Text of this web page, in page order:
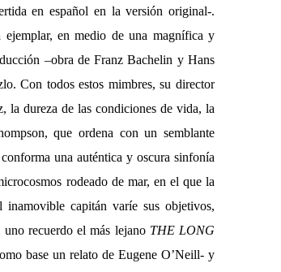
en español en la versión original-.
en medio de una magnífica y
–obra de Franz Bachelin y Hans
Con todos estos mimbres, su director
la dureza de las condiciones de vida, la
que ordena con un semblante
una auténtica y oscura sinfonía
rodeado de mar, en el que la
capitán varíe sus objetivos,
recuerdo el más lejano THE LONG
base un relato de Eugene O’Neill- y